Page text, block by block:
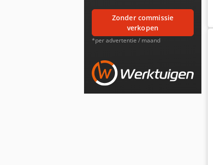
zonder commissie
verkopen
*per advertentie / maand